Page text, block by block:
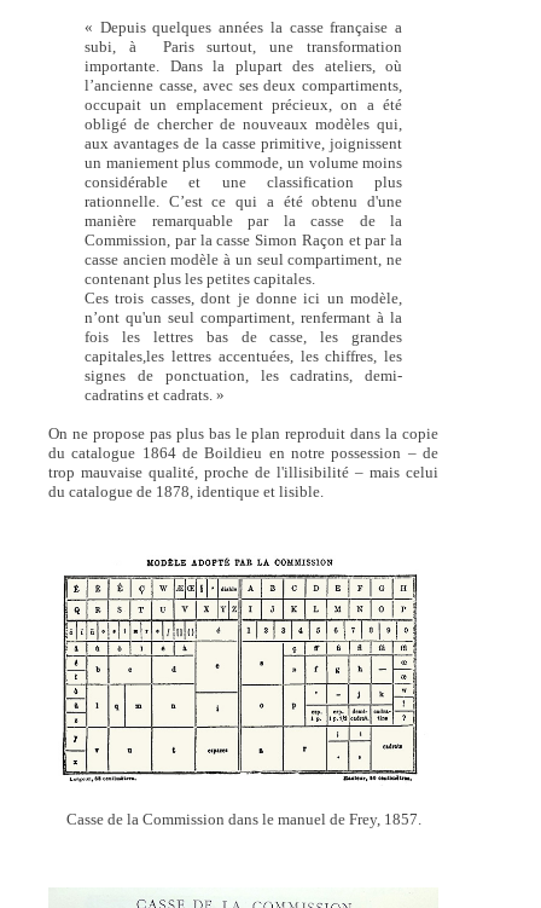
« Depuis quelques années la casse française a
subi, à Paris surtout, une transformation
importante. Dans la plupart des ateliers, où
l’ancienne casse, avec ses deux compartiments,
occupait un emplacement précieux, on a été
obligé de chercher de nouveaux modèles qui,
aux avantages de la casse primitive, joignissent
un maniement plus commode, un volume moins
considérable et une classification plus
rationnelle. C’est ce qui a été obtenu d'une
manière remarquable par la casse de la
Commission, par la casse Simon Raçon et par la
casse ancien modèle à un seul compartiment, ne
contenant plus les petites capitales.
Ces trois casses, dont je donne ici un modèle,
n’ont qu'un seul compartiment, renfermant à la
fois les lettres bas de casse, les grandes
capitales,les lettres accentuées, les chiffres, les
signes de ponctuation, les cadratins, demi-
cadratins et cadrats. »
On ne propose pas plus bas le plan reproduit dans la copie
du catalogue 1864 de Boildieu en notre possession – de
trop mauvaise qualité, proche de l'illisibilité – mais celui
du catalogue de 1878, identique et lisible.
Casse de la Commission dans le manuel de Frey, 1857.